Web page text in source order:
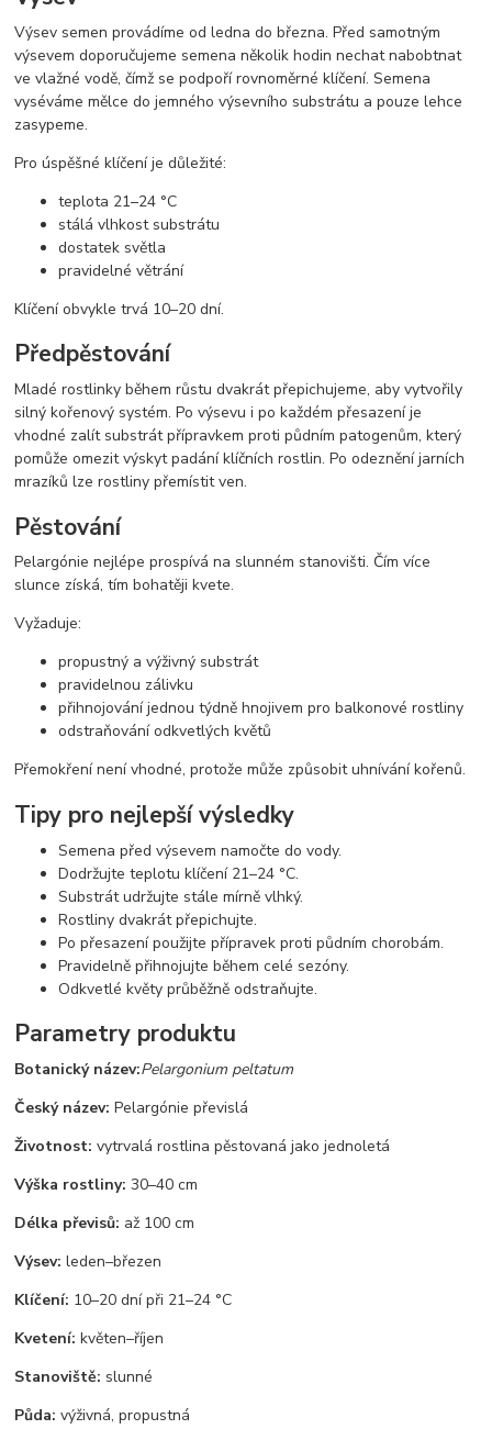
Výsev semen provádíme od ledna do března. Před samotným
výsevem doporučujeme semena několik hodin nechat nabobtnat
ve vlažné vodě, čímž se podpoří rovnoměrné klíčení. Semena
vyséváme mělce do jemného výsevního substrátu a pouze lehce
zasypeme.
Pro úspěšné klíčení je důležité:
teplota 21–24 °C
stálá vlhkost substrátu
dostatek světla
pravidelné větrání
Klíčení obvykle trvá 10–20 dní.
Předpěstování
Mladé rostlinky během růstu dvakrát přepichujeme, aby vytvořily
silný kořenový systém. Po výsevu i po každém přesazení je
vhodné zalít substrát přípravkem proti půdním patogenům, který
pomůže omezit výskyt padání klíčních rostlin. Po odeznění jarních
mrazíků lze rostliny přemístit ven.
Pěstování
Pelargónie nejlépe prospívá na slunném stanovišti. Čím více
slunce získá, tím bohatěji kvete.
Vyžaduje:
propustný a výživný substrát
pravidelnou zálivku
přihnojování jednou týdně hnojivem pro balkonové rostliny
odstraňování odkvetlých květů
Přemokření není vhodné, protože může způsobit uhnívání kořenů.
Tipy pro nejlepší výsledky
Semena před výsevem namočte do vody.
Dodržujte teplotu klíčení 21–24 °C.
Substrát udržujte stále mírně vlhký.
Rostliny dvakrát přepichujte.
Po přesazení použijte přípravek proti půdním chorobám.
Pravidelně přihnojujte během celé sezóny.
Odkvetlé květy průběžně odstraňujte.
Parametry produktu
Botanický název:Pelargonium peltatum
Český název: Pelargónie převislá
Životnost: vytrvalá rostlina pěstovaná jako jednoletá
Výška rostliny: 30–40 cm
Délka převisů: až 100 cm
Výsev: leden–březen
Klíčení: 10–20 dní při 21–24 °C
Kvetení: květen–říjen
Stanoviště: slunné
Půda: výživná, propustná